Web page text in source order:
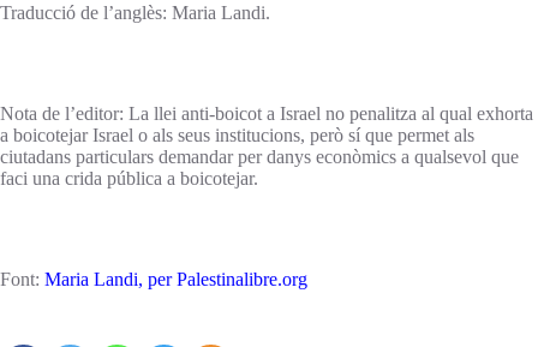
Traducció de l’anglès: Maria Landi.
Nota de l’editor: La llei anti-boicot a Israel no penalitza al qual exhorta
a boicotejar Israel o als seus institucions, però sí que permet als
ciutadans particulars demandar per danys econòmics a qualsevol que
faci una crida pública a boicotejar.
Font: Maria Landi, per Palestinalibre.org